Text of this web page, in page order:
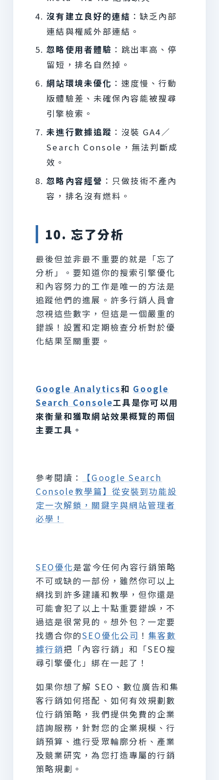
沒有建立良好的連結 ：缺乏內部
連結與權威外部連結。
忽略使用者體驗 ：跳出率高、停
留短，排名自然掉。
網站環境未優化 ：速度慢、行動
版體驗差、未確保內容能被搜尋
引擎檢索。
未進行數據追蹤 ：沒裝 GA4／
Search Console，無法判斷成
效。
忽略內容經營 ：只做技術不產內
容，排名沒有燃料。
10. 忘了分析
最後但並非最不重要的就是「忘了
分析」。要知道你的搜索引擎優化
和內容努力的工作是唯一的方法是
追蹤他們的進展。許多行銷人員會
忽視這些數字，但這是一個嚴重的
錯誤！設置和定期檢查分析對於優
化結果至關重要。
Google Analytics和 Google
Search Console工具是你可以用
來衡量和獲取網站效果概覽的兩個
主要工具。
參考閱讀：
【Google Search
Console教學篇】從安裝到功能設
定一次解鎖，關鍵字與網站管理者
必學！
SEO優化是當今任何內容行銷策略
不可或缺的一部份，雖然你可以上
網找到許多建議和教學，但你還是
可能會犯了以上十點重要錯誤，不
過這是很常見的。想外包？一定要
找適合你的SEO優化公司 ！ 集客數
據行銷把「內容行銷」和「SEO搜
尋引擎優化」綁在一起了！
如果你想了解 SEO、數位廣告和集
客行銷如何搭配、如何有效規劃數
位行銷策略，我們提供免費的企業
諮詢服務，針對您的企業規模、行
銷預算、進行受眾輪廓分析、產業
及競業研究，為您打造專屬的行銷
策略規劃。